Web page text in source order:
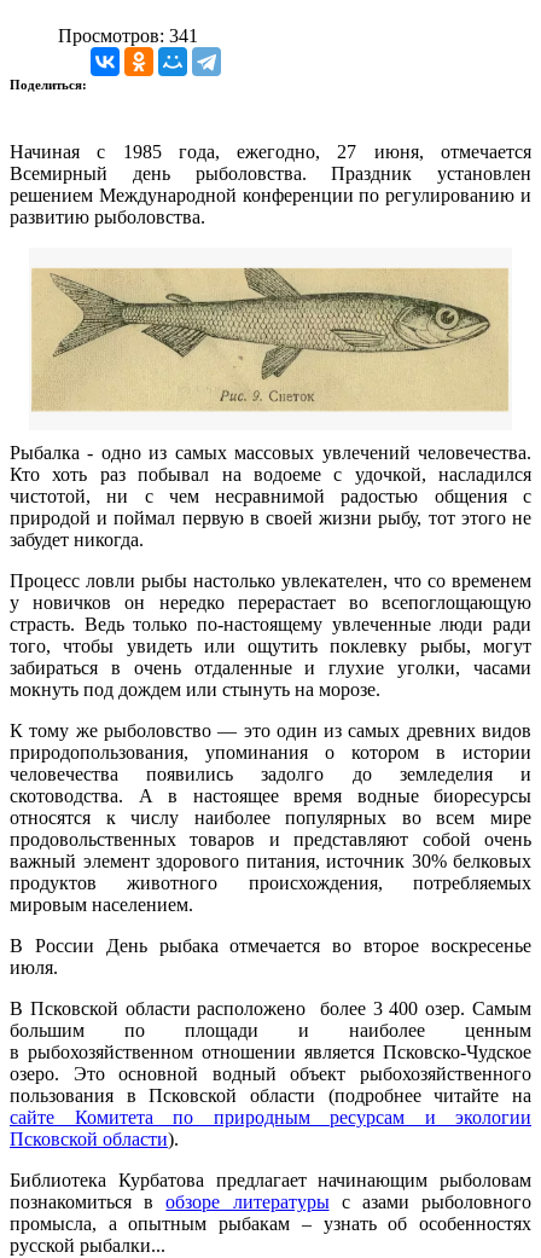
Просмотров: 341
Поделиться:
Начиная с 1985 года, ежегодно, 27 июня, отмечается
Всемирный день рыболовства. Праздник установлен
решением Международной конференции по регулированию и
развитию рыболовства.
Рыбалка - одно из самых массовых увлечений человечества.
Кто хоть раз побывал на водоеме с удочкой, насладился
чистотой, ни с чем несравнимой радостью общения с
природой и поймал первую в своей жизни рыбу, тот этого не
забудет никогда.
Процесс ловли рыбы настолько увлекателен, что со временем
у новичков он нередко перерастает во всепоглощающую
страсть. Ведь только по-настоящему увлеченные люди ради
того, чтобы увидеть или ощутить поклевку рыбы, могут
забираться в очень отдаленные и глухие уголки, часами
мокнуть под дождем или стынуть на морозе.
К тому же рыболовство — это один из самых древних видов
природопользования, упоминания о котором в истории
человечества появились задолго до земледелия и
скотоводства. А в настоящее время водные биоресурсы
относятся к числу наиболее популярных во всем мире
продовольственных товаров и представляют собой очень
важный элемент здорового питания, источник 30% белковых
продуктов животного происхождения, потребляемых
мировым населением.
В России День рыбака отмечается во второе воскресенье
июля.
В Псковской области расположено более 3 400 озер. Самым
большим по площади и наиболее ценным
в рыбохозяйственном отношении является Псковско-Чудское
озеро. Это основной водный объект рыбохозяйственного
пользования в Псковской области (подробнее читайте на
сайте Комитета по природным ресурсам и экологии
Псковской области).
Библиотека Курбатова предлагает начинающим рыболовам
познакомиться вобзоре литературыс азами рыболовного
промысла, а опытным рыбакам – узнать об особенностях
русской рыбалки...